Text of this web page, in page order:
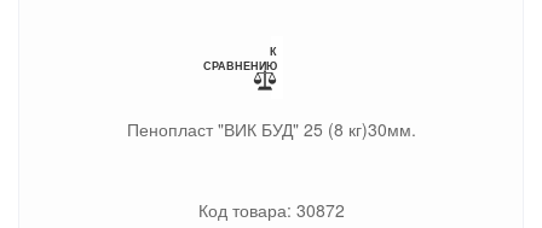
К
СРАВНЕНИЮ
Пенопласт "ВИК БУД" 25 (8 кг)30мм.
Код товара: 30872